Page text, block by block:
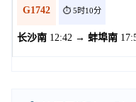
G1742 ⏱️ 5时10分
长沙南 12:42 → 蚌埠南